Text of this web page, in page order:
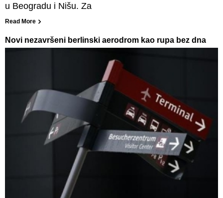
u Beogradu i Nišu. Za
Read More
Novi nezavršeni berlinski aerodrom kao rupa bez dna